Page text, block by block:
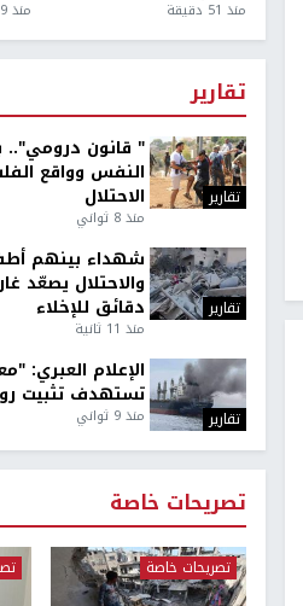
منذ 51 دقيقة منذ 9 دقيقة
تقارير
تقارير
" قانون درومي"..
النفس وواقع
الاحتلال
منذ 8 ثواني
تقارير
شهداء بينهم
والاحتلال يصعّد
دقائق للإخلاء
منذ 11 ثانية
تقارير
الإعلام العبري:
تستهدف تثبيت
منذ 9 ثواني
تصريحات خاصة
تصريحات خاصة